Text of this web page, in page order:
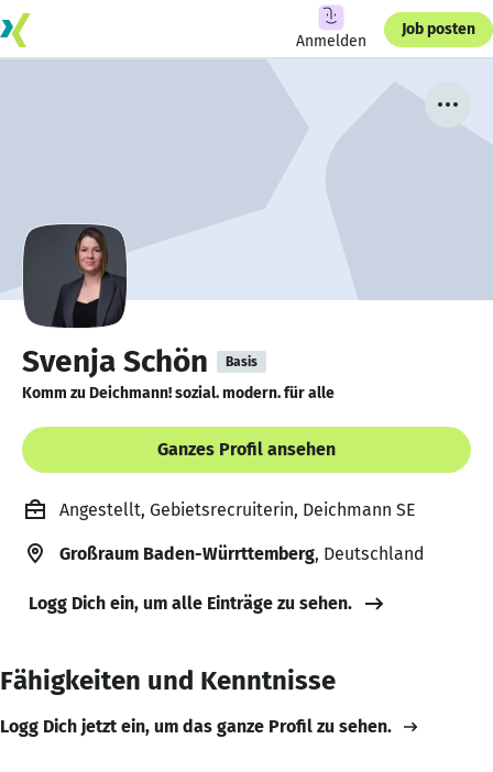
Anmelden
Job posten
Svenja Schön Basis
Komm zu Deichmann! sozial. modern. für alle
Ganzes Profil ansehen
Angestellt, Gebietsrecruiterin, Deichmann SE
Großraum Baden-Würrttemberg, Deutschland
Logg Dich ein, um alle Einträge zu sehen.
Fähigkeiten und Kenntnisse
Logg Dich jetzt ein, um das ganze Profil zu sehen.